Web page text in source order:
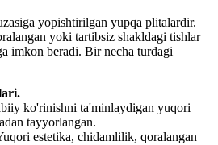
yopishtirilgan yupqa plitalardir.
yoki tartibsiz shakldagi tishlar
imkon beradi. Bir necha turdagi
ko'rinishni ta'minlaydigan yuqori
tayyorlangan.
estetika, chidamlilik, qoralangan